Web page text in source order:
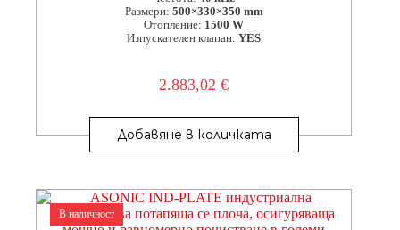
Размери: 500×330×350 mm
Отопление: 1500 W
Изпускателен клапан: YES
2.883,02€
Добавяне в количката
В наличност